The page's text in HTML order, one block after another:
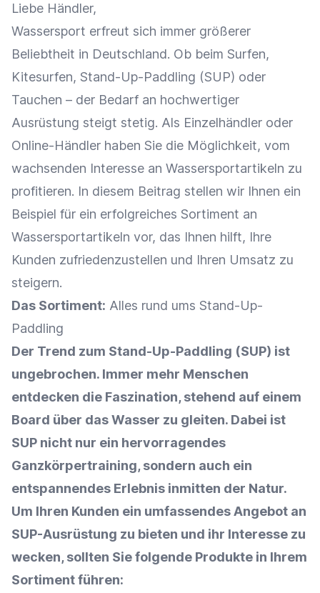
Liebe Händler,
Wassersport erfreut sich immer größerer
Beliebtheit in Deutschland. Ob beim Surfen,
Kitesurfen, Stand-Up-Paddling (SUP) oder
Tauchen – der Bedarf an hochwertiger
Ausrüstung steigt stetig. Als Einzelhändler oder
Online-Händler haben Sie die Möglichkeit, vom
wachsenden Interesse an Wassersportartikeln zu
profitieren. In diesem Beitrag stellen wir Ihnen ein
Beispiel für ein erfolgreiches Sortiment an
Wassersportartikeln vor, das Ihnen hilft, Ihre
Kunden zufriedenzustellen und Ihren Umsatz zu
steigern.
Das Sortiment: Alles rund ums Stand-Up-
Paddling
Der Trend zum Stand-Up-Paddling (SUP) ist
ungebrochen. Immer mehr Menschen
entdecken die Faszination, stehend auf einem
Board über das Wasser zu gleiten. Dabei ist
SUP nicht nur ein hervorragendes
Ganzkörpertraining, sondern auch ein
entspannendes Erlebnis inmitten der Natur.
Um Ihren Kunden ein umfassendesAngebot an
SUP-Ausrüstung zu bieten und ihr Interesse zu
wecken, sollten Sie folgende Produkte in Ihrem
Sortiment führen: